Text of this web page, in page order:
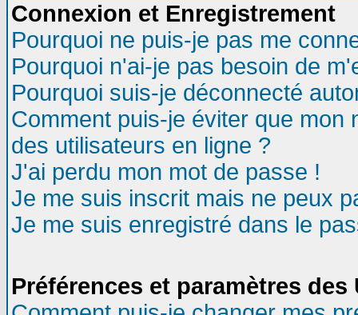
Connexion et Enregistrement
Pourquoi ne puis-je pas me
Pourquoi n'ai-je pas besoin de
Pourquoi suis-je déconnecté
Comment puis-je éviter que mon
des utilisateurs en ligne ?
J'ai perdu mon mot de passe !
Je me suis inscrit mais ne peux
Je me suis enregistré dans le
Préférences et paramètres